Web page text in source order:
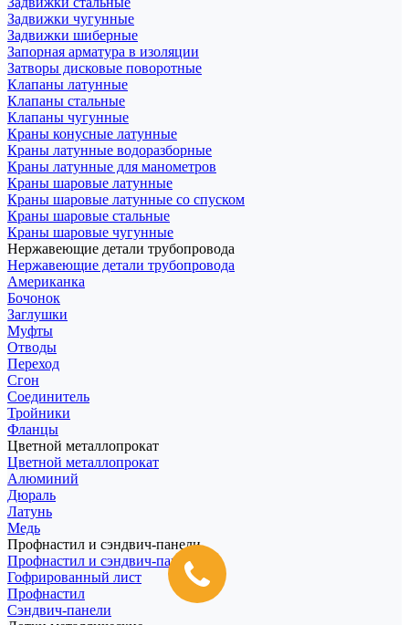
Задвижки чугунные
Задвижки шиберные
Запорная арматура в изоляции
Затворы дисковые поворотные
Клапаны латунные
Клапаны стальные
Клапаны чугунные
Краны конусные латунные
Краны латунные водоразборные
Краны латунные для манометров
Краны шаровые латунные
Краны шаровые латунные со спуском
Краны шаровые стальные
Краны шаровые чугунные
Нержавеющие детали трубопровода
Нержавеющие детали трубопровода
Американка
Бочонок
Заглушки
Муфты
Отводы
Переход
Сгон
Соединитель
Тройники
Фланцы
Цветной металлопрокат
Цветной металлопрокат
Алюминий
Дюраль
Латунь
Медь
Профнастил и сэндвич-панели
Профнастил и сэндвич-панели
Гофрированный лист
Профнастил
Сэндвич-панели